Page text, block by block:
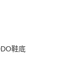
鞋底